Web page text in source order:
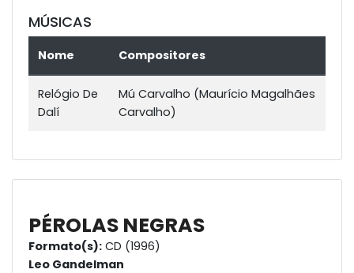
MÚSICAS
Nome Compositores
Relógio De
Dalí
Mú Carvalho (Maurício Magalhães
Carvalho)
PÉROLAS NEGRAS
Formato(s): CD (1996)
Leo Gandelman